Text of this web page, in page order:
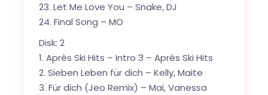
23. Let Me Love You – Snake, DJ
24. Final Song – MO
Disk: 2
1. Après Ski Hits – Intro 3 – Après Ski Hits
2. Sieben Leben für dich – Kelly, Maite
3. Für dich (Jeo Remix) – Mai, Vanessa